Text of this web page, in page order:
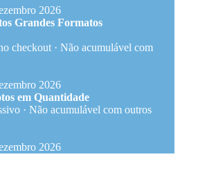
2026
Grandes Formatos
checkout · Não acumulável com
2026
em Quantidade
· Não acumulável com outros
2026